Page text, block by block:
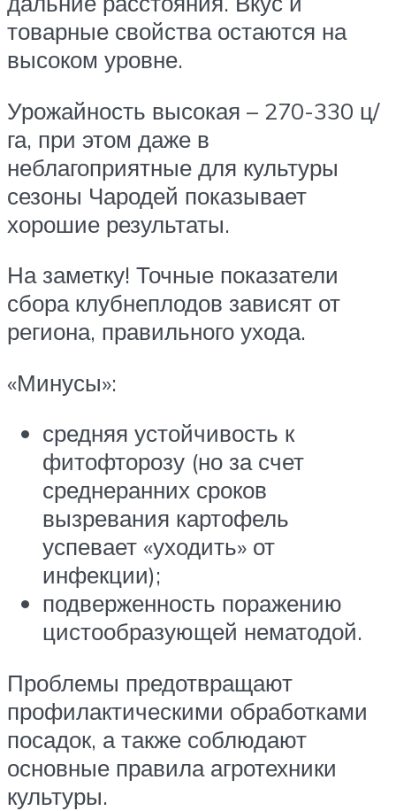
товарные свойства остаются на
высоком уровне.
Урожайность высокая – 270-330 ц/
га, при этом даже в
неблагоприятные для культуры
сезоны Чародей показывает
хорошие результаты.
На заметку! Точные показатели
сбора клубнеплодов зависят от
региона, правильного ухода.
«Минусы»:
средняя устойчивость к
фитофторозу (но за счет
среднеранних сроков
вызревания картофель
успевает «уходить» от
инфекции);
подверженность поражению
цистообразующей нематодой.
Проблемы предотвращают
профилактическими обработками
посадок, а также соблюдают
основные правила агротехники
культуры.